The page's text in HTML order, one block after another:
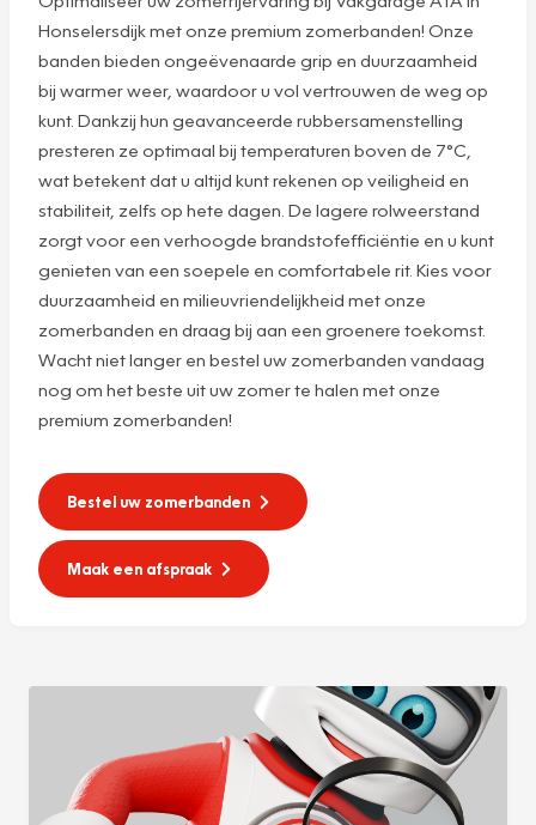
Honselersdijk met onze premium zomerbanden! Onze
banden bieden ongeëvenaarde grip en duurzaamheid
bij warmer weer, waardoor u vol vertrouwen de weg op
kunt. Dankzij hun geavanceerde rubbersamenstelling
presteren ze optimaal bij temperaturen boven de 7°C,
wat betekent dat u altijd kunt rekenen op veiligheid en
stabiliteit, zelfs op hete dagen. De lagere rolweerstand
zorgt voor een verhoogde brandstofefficiëntie en u kunt
genieten van een soepele en comfortabele rit. Kies voor
duurzaamheid en milieuvriendelijkheid met onze
zomerbanden en draag bij aan een groenere toekomst.
Wacht niet langer en bestel uw zomerbanden vandaag
nog om het beste uit uw zomer te halen met onze
premium zomerbanden!
Bestel uw zomerbanden
Maak een afspraak